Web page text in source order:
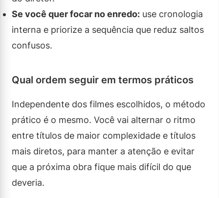
Se você quer focar no enredo: use cronologia
interna e priorize a sequência que reduz saltos
confusos.
Qual ordem seguir em termos práticos
Independente dos filmes escolhidos, o método
prático é o mesmo. Você vai alternar o ritmo
entre títulos de maior complexidade e títulos
mais diretos, para manter a atenção e evitar
que a próxima obra fique mais difícil do que
deveria.